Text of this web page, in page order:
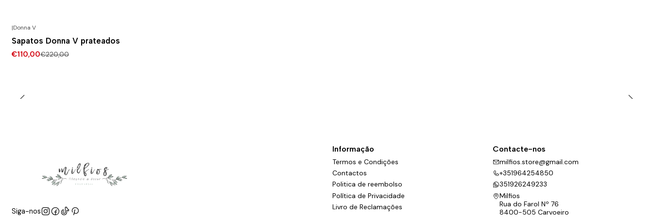
|Donna V
Sapatos Donna V prateados
€110,00€220,00
Siga-nos
Informação
Termos e Condições
Contactos
Politica de reembolso
Política de Privacidade
Livro de Reclamações
Contacte-nos
milfios.store@gmail.com
+351964254850
351926249233
Milfios
Rua do Farol Nº 76
8400-505 Carvoeiro